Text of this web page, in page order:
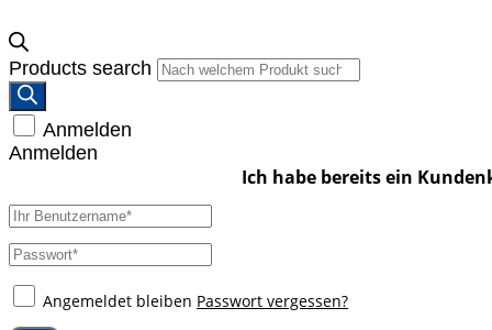
Products search
Anmelden
Anmelden
Angemeldet bleiben Passwort vergessen?